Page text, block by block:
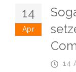
14
Apr
14